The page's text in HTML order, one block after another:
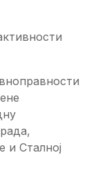
и Сталној